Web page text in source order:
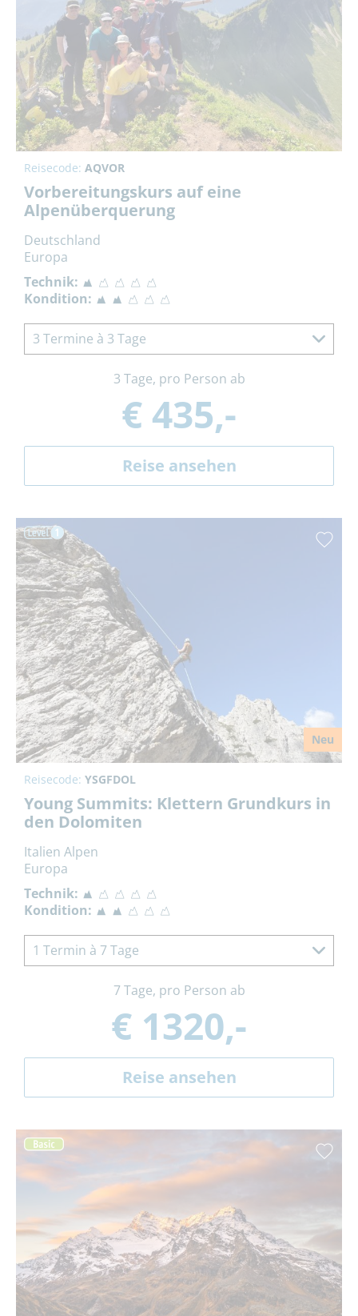
Reisecode: AQVOR
Vorbereitungskurs auf eine
Alpenüberquerung
Deutschland
Europa
Technik:
Kondition:
3 Termine à 3 Tage
3 Tage, pro Person ab
€ 435,-
Reise ansehen
Neu
Reisecode: YSGFDOL
Young Summits: Klettern Grundkurs in
den Dolomiten
Italien Alpen
Europa
Technik:
Kondition:
1 Termin à 7 Tage
7 Tage, pro Person ab
€ 1320,-
Reise ansehen